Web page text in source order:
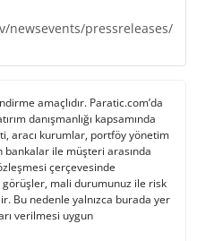
newsevents/pressreleases/
amaçlıdır. Paratic.com’da
danışmanlığı kapsamında
aracı kurumlar, portföy yönetim
ile müşteri arasında
çerçevesinde
mali durumunuz ile risk
Bu nedenle yalnızca burada yer
verilmesi uygun